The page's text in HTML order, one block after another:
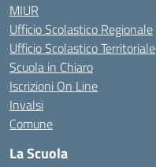
MIUR
Ufficio Scolastico Regionale
Ufficio Scolastico Territoriale
Scuola in Chiaro
Iscrizioni On Line
Invalsi
Comune
La Scuola